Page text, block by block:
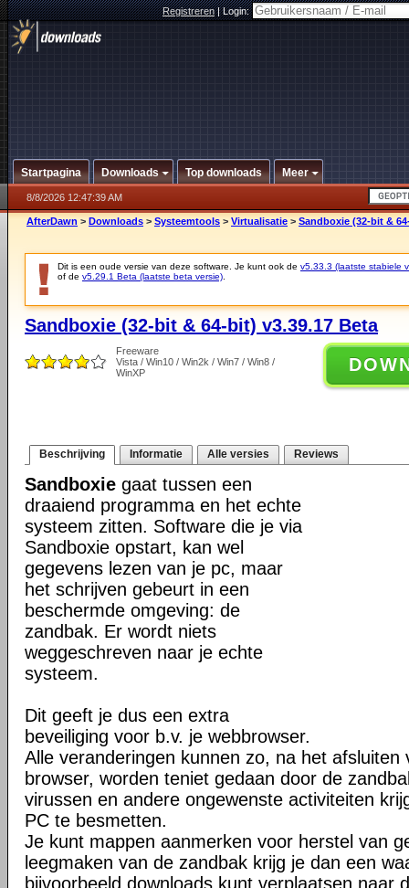
Registreren|Login:
Startpagina Downloads Top downloads Meer
8/8/2026 12:47:39 AM
AfterDawn > Downloads > Systeemtools > Virtualisatie > Sandboxie (32-bit &
Dit is een oude versie van deze software. Je kunt ook de v5.33.3 (laatste stabiele
of de v5.29.1 Beta (laatste beta versie)
Sandboxie (32-bit & 64-bit) v3.39.17 Beta
Freeware
Vista / Win10 / Win2k / Win7 / Win8 /
WinXP
Beschrijving Informatie Alle versies Reviews
Sandboxie gaat tussen een
draaiend programma en het echte
systeem zitten. Software die je via
Sandboxie opstart, kan wel
gegevens lezen van je pc, maar
het schrijven gebeurt in een
beschermde omgeving: de
zandbak. Er wordt niets
weggeschreven naar je echte
systeem.
Dit geeft je dus een extra
beveiliging voor b.v. je webbrowser.
Alle veranderingen kunnen zo, na het afsluiten
browser, worden teniet gedaan door de
virussen en andere ongewenste activiteiten
PC te besmetten.
Je kunt mappen aanmerken voor herstel van
leegmaken van de zandbak krijg je dan een
bijvoorbeeld downloads kunt verplaatsen naar